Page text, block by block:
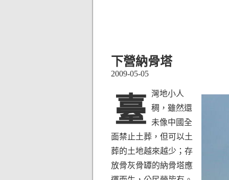
下營納骨塔
2009-05-05
臺
灣地小人
稠，雖然還
未像中國全
面禁止土葬，但可以土
葬的土地越來越少；存
放骨灰骨罈的納骨塔應